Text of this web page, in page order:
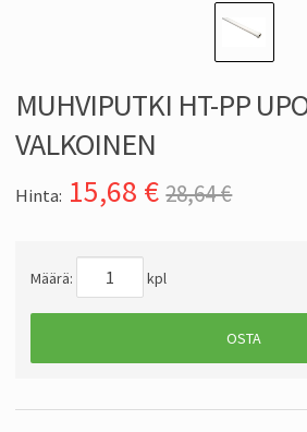
MUHVIPUTKI HT-PP
VALKOINEN
Hinta: 15,68 € 28,64 €
Määrä: kpl
OSTA